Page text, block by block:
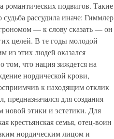
романтических подвигов. Такие
рассудила иначе: Гиммлер
— к слову сказать — он
целей. В те годы молодой
из этих людей оказался
том, что нация зиждется на
нордической крови,
к находящим отклик
для создания
новой этики и эстетики. Для
крестьянская семья, отец-воин
нордическим лицом и